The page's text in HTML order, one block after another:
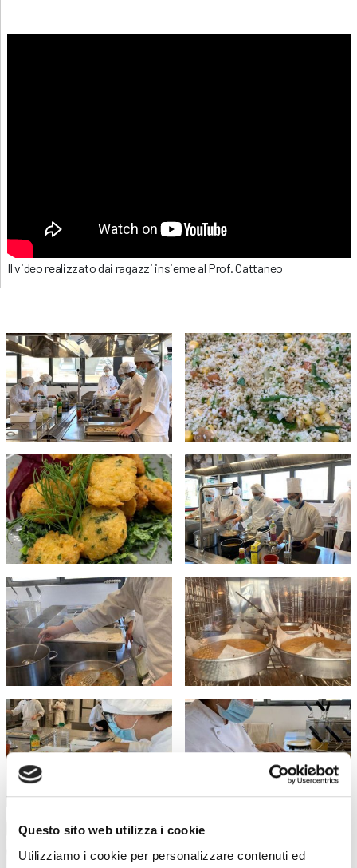
Questo sito web utilizza i cookie
Utilizziamo i cookie per personalizzare contenuti ed
Il video realizzato dai ragazzi insieme al Prof. Cattaneo